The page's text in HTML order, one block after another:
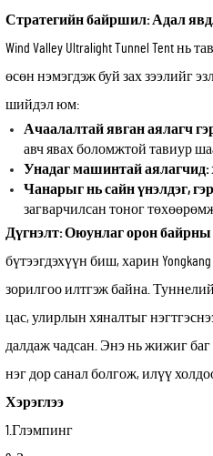
Стратегийн байршил: Адал
Wind Valley Ultralight Tunnel Tent
өсөн нэмэгдэж буй зах зээлийг
шийдэл юм:
Ачаалалтай явган аялагч
авч явах боломжтой тавиур
Унадаг машинтай аялагчид:
Чанарыг нь сайн үнэлдэг,
загварчилсан тоног
Дүгнэлт: Оюунлаг орон
бүтээгдэхүүн биш, харин
зорилгоо илтгэж байна.
цас, улирлын хяналтыг
далдаж чадсан. Энэ нь жижиг
нэг дор санал болгож, илүү
Хэрэглээ
1.Глэмпинг